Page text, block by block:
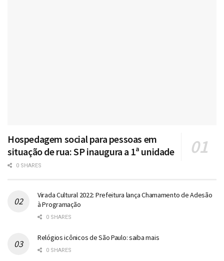
Hospedagem social para pessoas em
situação de rua: SP inaugura a 1ª unidade
0 SHARES
Virada Cultural 2022: Prefeitura lança Chamamento de Adesão
à Programação
0 SHARES
Relógios icônicos de São Paulo: saiba mais
0 SHARES